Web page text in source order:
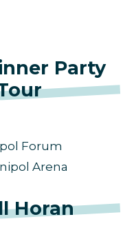
Party
Forum
Arena
Horan